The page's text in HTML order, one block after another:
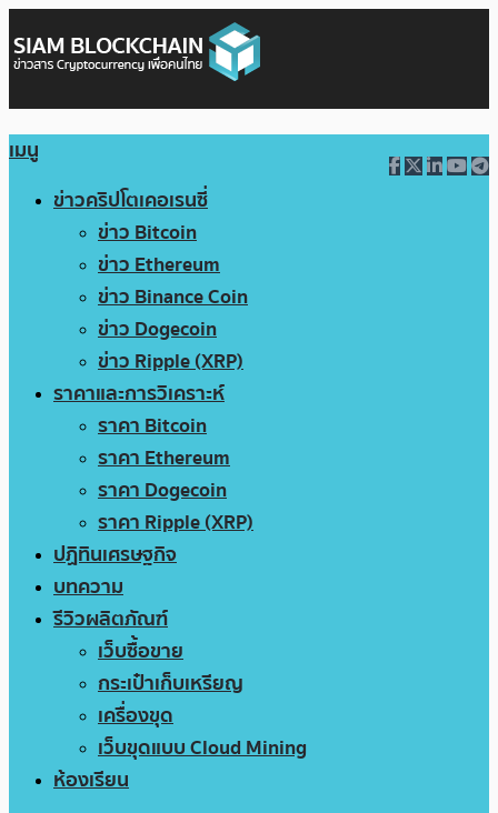
เมนู
ข่าวคริปโตเคอเรนซี่
ข่าว Bitcoin
ข่าว Ethereum
ข่าว Binance Coin
ข่าว Dogecoin
ข่าว Ripple (XRP)
ราคาและการวิเคราะห์
ราคา Bitcoin
ราคา Ethereum
ราคา Dogecoin
ราคา Ripple (XRP)
ปฏิทินเศรษฐกิจ
บทความ
รีวิวผลิตภัณฑ์
เว็บซื้อขาย
กระเป๋าเก็บเหรียญ
เครื่องขุด
เว็บขุดแบบ Cloud Mining
ห้องเรียน